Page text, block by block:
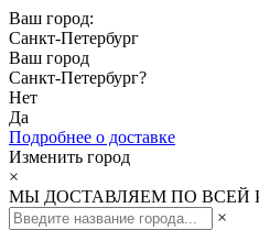
Ваш город:
Санкт-Петербург
Ваш город
Санкт-Петербург?
Нет
Да
Подробнее о доставке
Изменить город
×
МЫ ДОСТАВЛЯЕМ ПО ВСЕЙ
×